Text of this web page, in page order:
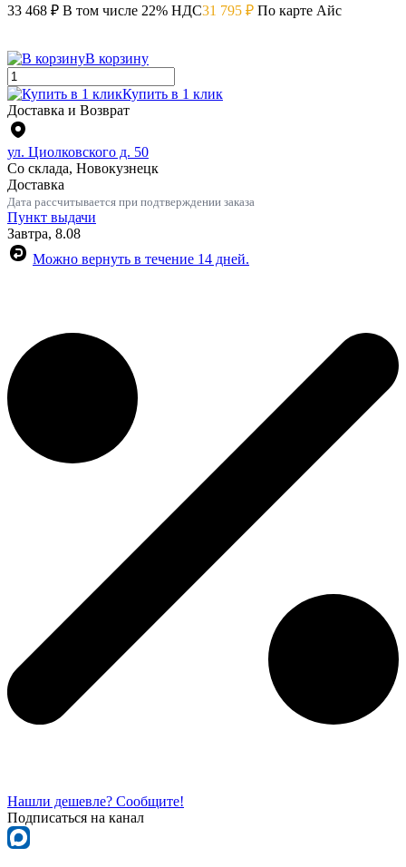
33 468 ₽ В том числе 22% НДС31 795 ₽ По карте Айс
В корзину
Купить в 1 клик
Доставка и Возврат
ул. Циолковского д. 50
Со склада, Новокузнецк
Доставка
Дата рассчитывается при подтверждении заказа
Пункт выдачи
Завтра, 8.08
Можно вернуть в течение 14 дней.
Нашли дешевле? Сообщите!
Подписаться на канал